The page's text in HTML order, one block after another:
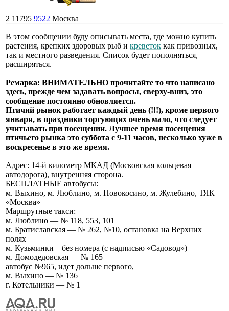
2 11795 9522 Москва
В этом сообщении буду описывать места, где можно купить
растения, крепких здоровых рыб и креветок как привозных,
так и местного разведения. Список будет пополняться,
расширяться.
Ремарка: ВНИМАТЕЛЬНО прочитайте то что написано
здесь, прежде чем задавать вопросы, сверху-вниз, это
сообщение постоянно обновляется.
Птичий рынок работает каждый день (!!!), кроме первого
января, в праздники торгующих очень мало, что следует
учитывать при посещении. Лучшее время посещения
птичьего рынка это суббота с 9-11 часов, несколько хуже в
воскресенье в это же время.
Адрес: 14-й километр МКАД (Московская кольцевая
автодорога), внутренняя сторона.
БЕСПЛАТНЫЕ автобусы:
м. Выхино, м. Люблино, м. Новокосино, м. Жулебино, ТЯК
«Москва»
Маршрутные такси:
м. Люблино — № 118, 553, 101
м. Братиславская — № 262, №10, остановка на Верхних
полях
м. Кузьминки – без номера (с надписью «Садовод»)
м. Домодедовская — № 165
автобус №965, идет дольше первого,
м. Выхино — № 136
г. Котельники — № 1